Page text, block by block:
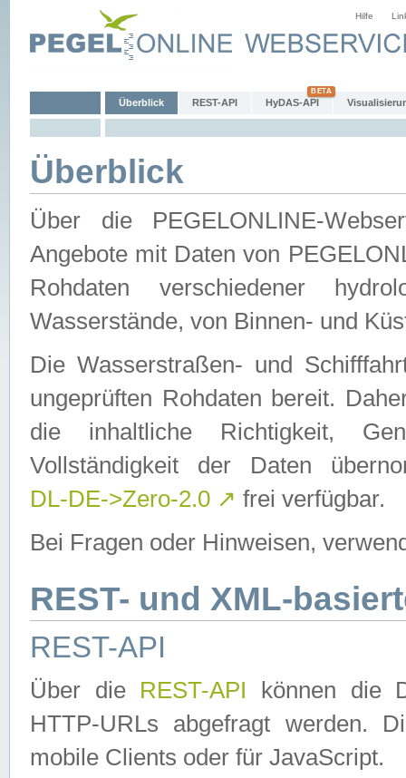
Hilfe
Überblick REST-API HyDAS-API
Überblick
Über die PEGELONLINE-
Angebote mit Daten von
Rohdaten verschiedener
Wasserstände, von Binnen- und
Die Wasserstraßen- und
ungeprüften Rohdaten bereit.
die inhaltliche Richtigkeit,
Vollständigkeit der Daten
DL-DE->Zero-2.0 ↗ frei verfügbar.
Bei Fragen oder Hinweisen,
REST- und XML-
REST-API
Über die REST-API können die
HTTP-URLs abgefragt werden.
mobile Clients oder für JavaScript.